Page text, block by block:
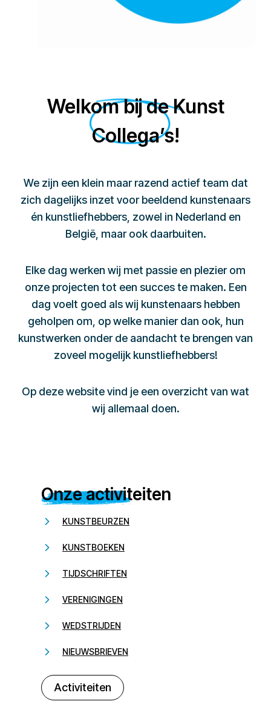
Welkom bij de Kunst
Collega’s!
We zijn een klein maar razend actief team dat
zich dagelijks inzet voor beeldend kunstenaars
én kunstliefhebbers, zowel in Nederland en
België, maar ook daarbuiten.
Elke dag werken wij met passie en plezier om
onze projecten tot een succes te maken. Een
dag voelt goed als wij kunstenaars hebben
geholpen om, op welke manier dan ook, hun
kunstwerken onder de aandacht te brengen van
zoveel mogelijk kunstliefhebbers!
Op deze website vind je een overzicht van wat
wij allemaal doen.
Onze activiteiten
KUNSTBEURZEN
KUNSTBOEKEN
TIJDSCHRIFTEN
VERENIGINGEN
WEDSTRIJDEN
NIEUWSBRIEVEN
Activiteiten
232323